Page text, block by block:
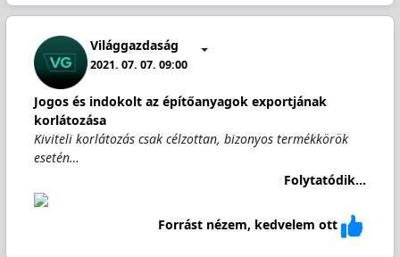
Világgazdaság
2021. 07. 07. 09:00
Jogos és indokolt az építőanyagok exportjának
korlátozása
Kiviteli korlátozás csak célzottan, bizonyos termékkörök
esetén…
Folytatódik...
Forrást nézem, kedvelem ott